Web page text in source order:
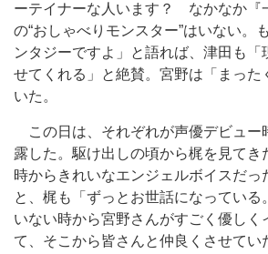
ーテイナーな人います？ なかなか『
の“おしゃべりモンスター”はいない。
ンタジーですよ」と語れば、津田も「
せてくれる」と絶賛。宮野は「まった
いた。
この日は、それぞれが声優デビュー
露した。駆け出しの頃から梶を見てき
時からきれいなエンジェルボイスだっ
と、梶も「ずっとお世話になっている
いない時から宮野さんがすごく優しく
て、そこから皆さんと仲良くさせてい